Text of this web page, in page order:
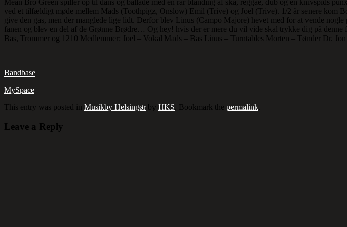
ved et tilfældigt møde mellem Mads (Toothpigz, Onslow) Emil (Trive) og Joel (Trive). 1/2 år senere
give den gas, men der manglede lige lidt. Derfor blev Linus (Campo Majore) hevet med for at vende
fanen og blev en del af de Grønne Brødre… Og hey! hvis der er mere du vil vide skal trykke dig på denne
Bas, Trommer og 1210 Medlemmer: Joel – Vokal Mads – Bas Linus – Turntables Morten – Tønder Dr.
Bandbase
MySpace
This entry was posted in Musikby Helsingørby HKS . Bookmark the permalink
Leave a Reply